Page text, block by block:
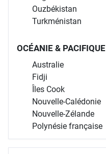
Ouzbékistan
Turkménistan
OCÉANIE & PACIFIQUE
Australie
Fidji
Îles Cook
Nouvelle-Calédonie
Nouvelle-Zélande
Polynésie française